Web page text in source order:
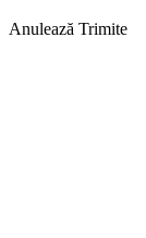
Anulează Trimite